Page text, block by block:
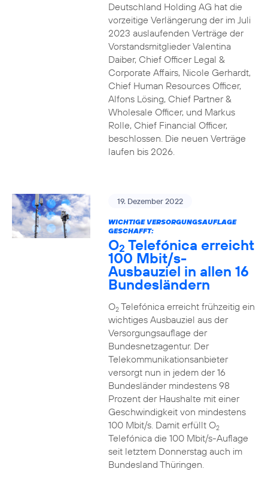
Deutschland Holding AG hat die
vorzeitige Verlängerung der im Juli
2023 auslaufenden Verträge der
Vorstandsmitglieder Valentina
Daiber, Chief Officer Legal &
Corporate Affairs, Nicole Gerhardt,
Chief Human Resources Officer,
Alfons Lösing, Chief Partner &
Wholesale Officer, und Markus
Rolle, Chief Financial Officer,
beschlossen. Die neuen Verträge
laufen bis 2026.
19. Dezember 2022
WICHTIGE VERSORGUNGSAUFLAGE
GESCHAFFT:
O2 Telefónica erreicht
100 Mbit/s-
Ausbauziel in allen 16
Bundesländern
O2Telefónica erreicht frühzeitig ein
wichtiges Ausbauziel aus der
Versorgungsauflage der
Bundesnetzagentur. Der
Telekommunikationsanbieter
versorgt nun in jedem der 16
Bundesländer mindestens 98
Prozent der Haushalte mit einer
Geschwindigkeit von mindestens
100 Mbit/s. Damit erfüllt O2
Telefónica die 100 Mbit/s-Auflage
seit letztem Donnerstag auch im
Bundesland Thüringen.